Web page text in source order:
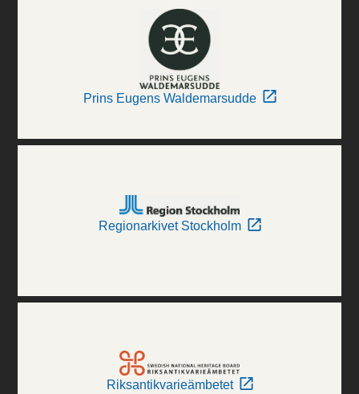
Prins Eugens Waldemarsudde
Regionarkivet Stockholm
Riksantikvarieämbetet